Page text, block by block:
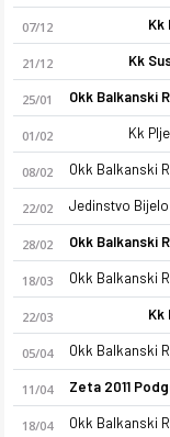
07/12 Kk
21/12 Kk
25/01
01/02 Kk
08/02
22/02
28/02
18/03
22/03 Kk
05/04
11/04
18/04